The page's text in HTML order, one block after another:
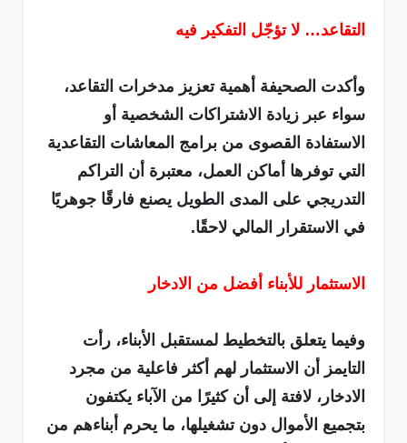
التقاعد… لا تؤجّل التفكير فيه
وأكدت الصحيفة أهمية تعزيز مدخرات التقاعد،
سواء عبر زيادة الاشتراكات الشخصية أو
الاستفادة القصوى من برامج المعاشات التقاعدية
التي توفرها أماكن العمل، معتبرة أن التراكم
التدريجي على المدى الطويل يصنع فارقًا جوهريًا
في الاستقرار المالي لاحقًا.
الاستثمار للأبناء أفضل من الادخار
وفيما يتعلق بالتخطيط لمستقبل الأبناء، رأت
التايمز أن الاستثمار لهم أكثر فاعلية من مجرد
الادخار، لافتة إلى أن كثيرًا من الآباء يكتفون
بتجميع الأموال دون تشغيلها، ما يحرم أبناءهم من